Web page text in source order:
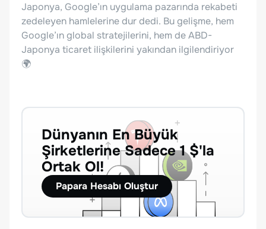
Japonya, Google’ın uygulama pazarında rekabeti
zedeleyen hamlelerine dur dedi. Bu gelişme, hem
Google’ın global stratejilerini, hem de ABD-
Japonya ticaret ilişkilerini yakından ilgilendiriyor
🌍
Dünyanın En Büyük
Şirketlerine Sadece 1 $'la
Ortak Ol!
Papara Hesabı Oluştur